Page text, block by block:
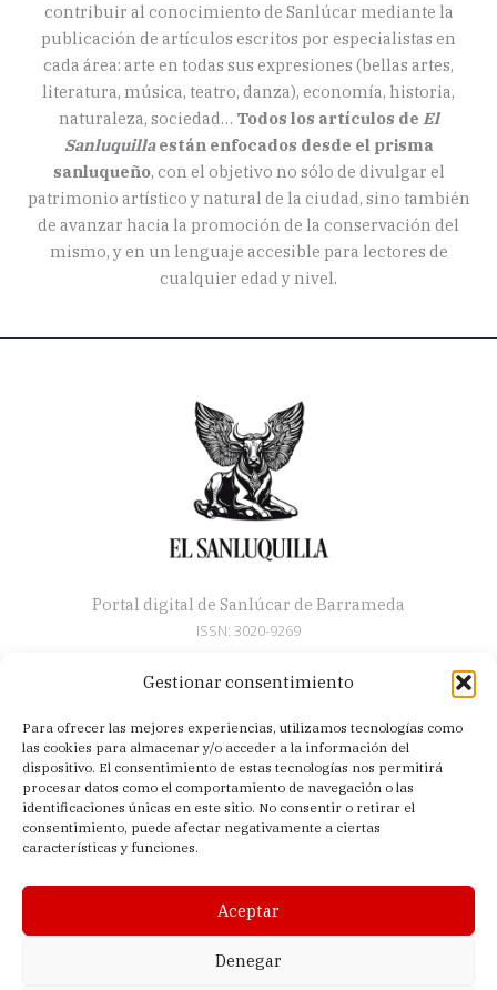
Gestionar consentimiento
Para ofrecer las mejores experiencias, utilizamos tecnologías como
las cookies para almacenar y/o acceder a la información del
dispositivo. El consentimiento de estas tecnologías nos permitirá
procesar datos como el comportamiento de navegación o las
identificaciones únicas en este sitio. No consentir o retirar el
consentimiento, puede afectar negativamente a ciertas
características y funciones.
Aceptar
Denegar
contribuir al conocimiento de Sanlúcar mediante la
publicación de artículos escritos por especialistas en
cada área: arte en todas sus expresiones (bellas artes,
literatura, música, teatro, danza), economía, historia,
naturaleza, sociedad… Todos los artículos de El
Sanluquillaestán enfocados desde el prisma
sanluqueño, con el objetivo no sólo de divulgar el
patrimonio artístico y natural de la ciudad, sino también
de avanzar hacia la promoción de la conservación del
mismo, y en un lenguaje accesible para lectores de
cualquier edad y nivel.
Portal digital de Sanlúcar de Barrameda
ISSN: 3020-9269
Artículos
Semana Santa
Nosotros
Acerca de
Política de privacidad
Política de cookies (UE)